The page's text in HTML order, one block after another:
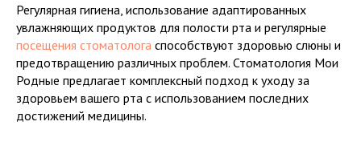
Регулярная гигиена, использование адаптированных
увлажняющих продуктов для полости рта и регулярные
посещения стоматолога способствуют здоровью слюны и
предотвращению различных проблем. Стоматология Мои
Родные предлагает комплексный подход к уходу за
здоровьем вашего рта с использованием последних
достижений медицины.